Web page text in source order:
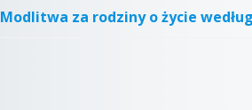
Modlitwa za rodziny o życie